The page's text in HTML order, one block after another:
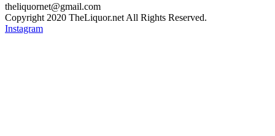
theliquornet@gmail.com
Copyright 2020 TheLiquor.net All Rights Reserved.
Instagram